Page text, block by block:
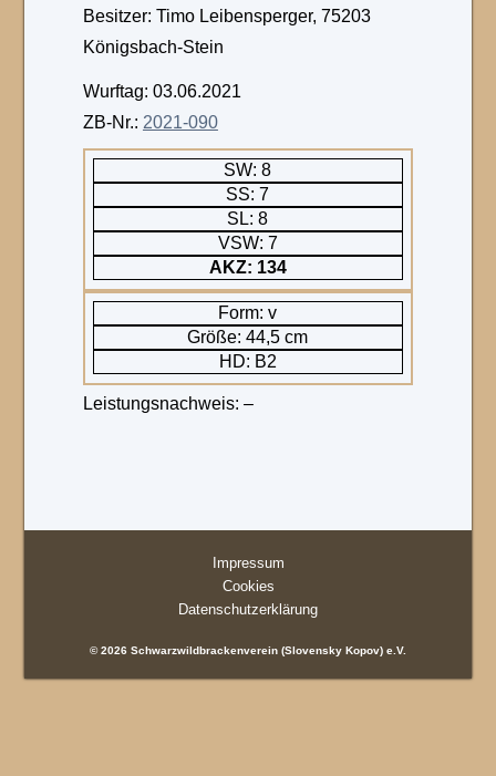
Besitzer: Timo Leibensperger, 75203
Königsbach-Stein
Wurftag: 03.06.2021
ZB-Nr.: 2021-090
SW: 8
SS: 7
SL: 8
VSW: 7
AKZ: 134
Form: v
Größe: 44,5 cm
HD: B2
Leistungsnachweis: –
Impressum
Cookies
Datenschutzerklärung
© 2026 Schwarzwildbrackenverein (Slovensky Kopov) e.V.